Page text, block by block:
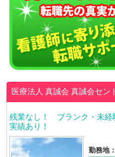
医療法人 真誠会真誠会セン
残業なし！ ブランク・未
実績あり！
勤務地：